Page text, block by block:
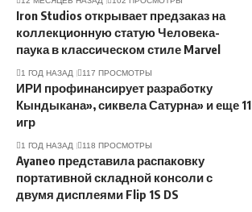
Iron Studios открывает предзаказ на
коллекционную статую Человека-
паука в классическом стиле Marvel
1 ГОД НАЗАД 117 ПРОСМОТРЫ
ИРИ профинансирует разработку
Кындыкана», сиквела Сатурна» и еще 11
игр
1 ГОД НАЗАД 118 ПРОСМОТРЫ
Ayaneo представила распаковку
портативной складной консоли с
двумя дисплеями Flip 1S DS